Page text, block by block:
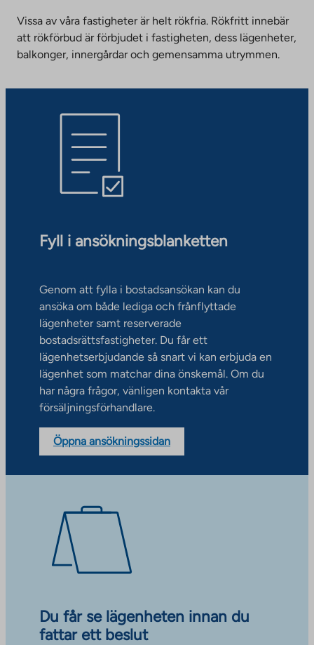
Vissa av våra fastigheter är helt rökfria. Rökfritt innebär
att rökförbud är förbjudet i fastigheten, dess lägenheter,
balkonger, innergårdar och gemensamma utrymmen.
Fyll i ansökningsblanketten
Genom att fylla i bostadsansökan kan du
ansöka om både lediga och frånflyttade
lägenheter samt reserverade
bostadsrättsfastigheter. Du får ett
lägenhetserbjudande så snart vi kan erbjuda en
lägenhet som matchar dina önskemål. Om du
har några frågor, vänligen kontakta vår
försäljningsförhandlare.
Öppna ansökningssidan
Du får se lägenheten innan du
fattar ett beslut